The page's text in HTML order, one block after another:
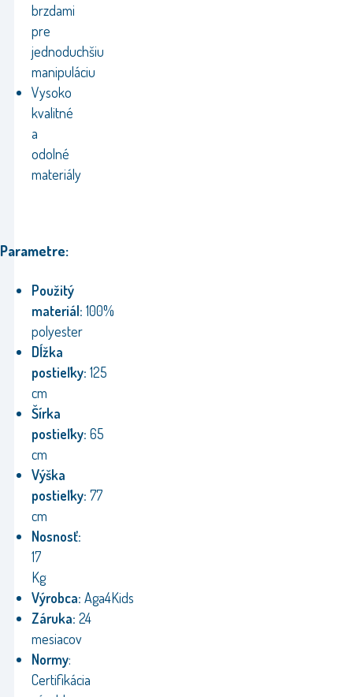
brzdami
pre
jednoduchšiu
manipuláciu
Vysoko
kvalitné
a
odolné
materiály
Parametre:
Použitý
materiál: 100%
polyester
Dĺžka
postieľky: 125
cm
Šírka
postieľky: 65
cm
Výška
postieľky: 77
cm
Nosnosť:
17
Kg
Výrobca: Aga4Kids
Záruka: 24
mesiacov
Normy:
Certifikácia